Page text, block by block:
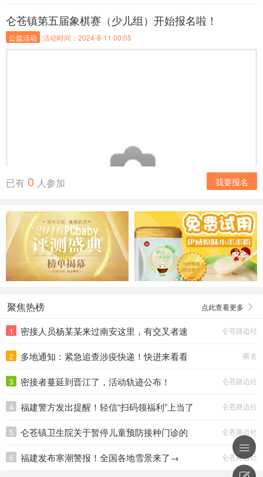
仑苍镇第五届象棋赛（少儿组）开始报名啦！
公益活动 活动时间：2024-8-11 00:05
已有 0 人参加 我要报名
聚焦热榜 点此查看更多
1
密接人员杨某某来过南安这里，有交叉者速
仑苍路边社
2
多地通知：紧急追查涉疫快递！快进来看看
匿名
3 密接者蔓延到晋江了，活动轨迹公布！ 仑苍路边社
4 福建警方发出提醒！轻信“扫码领福利”上当了 仑苍路边社
5
仑苍镇卫生院关于暂停儿童预防接种门诊的
仑苍路边社
6 福建发布寒潮警报！全国各地雪景来了→ 仑苍路边社
